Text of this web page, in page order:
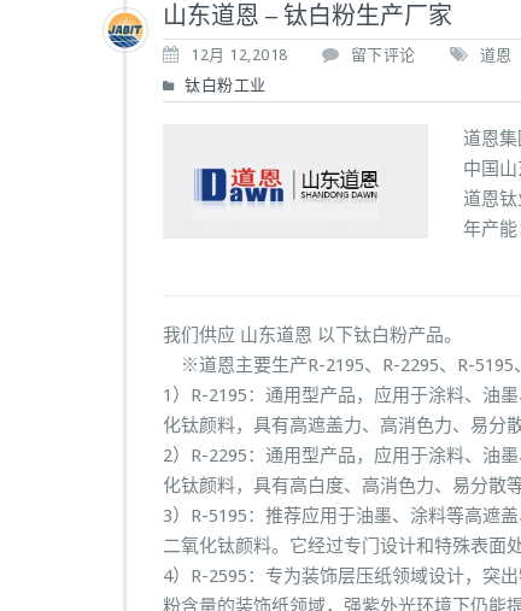
山东道恩 – 钛白粉生产厂家
12月 12,2018 留下评论
道恩
钛白粉工业
道恩集
中国
道恩钛
年产能
我们供应 山东道恩 以下钛白粉产品。
※道恩主要生产R-2195、R-2295、R-5195
1）R-2195：通用型产品，应用于涂料、油
化钛颜料，具有高遮盖力、高消色力、易分散
2）R-2295：通用型产品，应用于涂料、油
化钛颜料，具有高白度、高消色力、易分散等
3）R-5195：推荐应用于油墨、涂料等高遮
二氧化钛颜料。它经过专门设计和特殊表面
4）R-2595：专为装饰层压纸领域设计，突
粉含量的装饰纸领域，强紫外光环境下仍能